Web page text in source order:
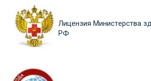
Лицензия Министерства
РФ